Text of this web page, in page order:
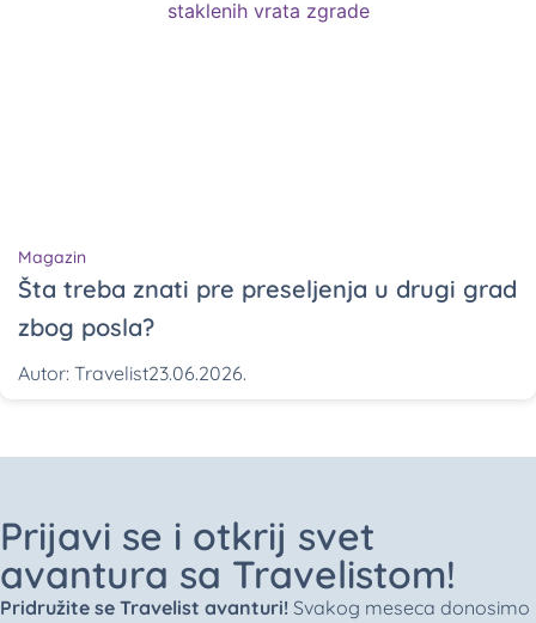
Magazin
Šta treba znati pre preseljenja u drugi grad
zbog posla?
Autor: Travelist23.06.2026.
Prijavi se i otkrij svet
avantura sa Travelistom!
Pridružite se Travelist avanturi! Svakog meseca donosimo